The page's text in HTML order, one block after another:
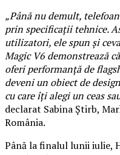
„Până nu demult,
prin specificații tehnice.
utilizatori, ele spun și
Magic V6 demonstrează
oferi performanță de
deveni un obiect de
cu care îți alegi un ceas
declarat Sabina Știrb,
România.
Până la finalul lunii iulie,